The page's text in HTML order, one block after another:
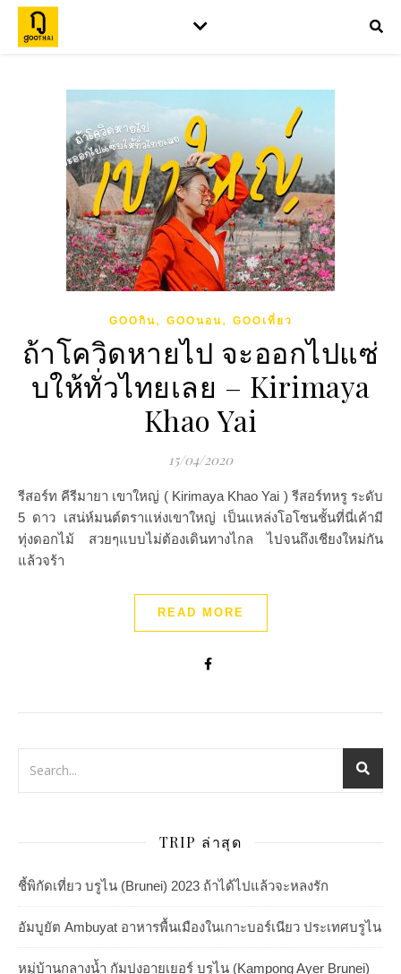
GOOกิน, GOOนอน, GOOเที่ยว
ถ้าโควิดหายไป จะออกไปแซ่
บให้ทั่วไทยเลย – Kirimaya
Khao Yai
15/04/2020
รีสอร์ท คีรีมายา เขาใหญ่ ( Kirimaya Khao Yai ) รีสอร์ทหรู ระดับ
5 ดาว เสน่ห์มนต์ตราแห่งเขาใหญ่ เป็นแหล่งโอโซนชั้นที่นี่เค้ามี
ทุ่งดอกไม้ สวยๆแบบไม่ต้องเดินทางไกล ไปจนถึงเชียงใหม่กัน
แล้วจร้า
READ MORE
TRIP ล่าสุด
ชี้พิกัดเที่ยว บรูไน (Brunei) 2023 ถ้าได้ไปแล้วจะหลงรัก
อัมบูยัต Ambuyat อาหารพื้นเมืองในเกาะบอร์เนียว ประเทศบรูไน
หมู่บ้านกลางน้ำ กัมปงอายเยอร์ บรูไน (Kampong Ayer Brunei)